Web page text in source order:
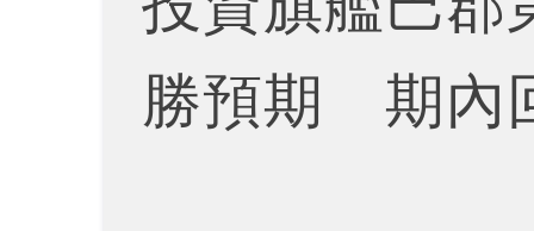
勝預期 期內